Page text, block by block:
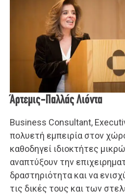
Άρτεμις-Παλλάς Λιόντα
Business Consultant,
πολυετή εμπειρία στον
καθοδηγεί ιδιοκτήτες
αναπτύξουν την
δραστηριότητα και να
τις δικές τους και των